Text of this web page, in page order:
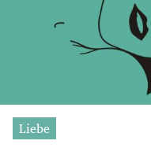
Liebe